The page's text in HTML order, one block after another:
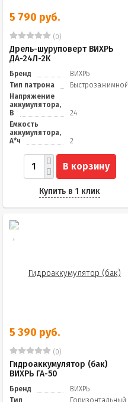
5 790 руб.
(0)
Дрель-шуруповерт ВИХРЬ
ДА-24Л-2К
Бренд
ВИХРЬ
Тип патрона
Быстрозажимной
Напряжение
аккумулятора,
В
24
Емкость
аккумулятора,
А*ч
2
В корзину
Купить в 1 клик
5 390 руб.
(0)
Гидроаккумулятор (бак)
ВИХРЬ ГА-50
Бренд
ВИХРЬ
Тип
Горизонтальный